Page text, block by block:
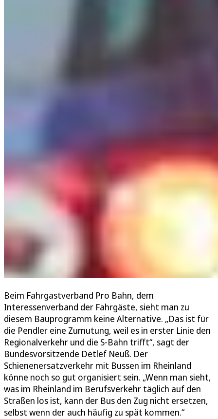
Beim Fahrgastverband Pro Bahn, dem
Interessenverband der Fahrgäste, sieht man zu
diesem Bauprogramm keine Alternative. „Das ist für
die Pendler eine Zumutung, weil es in erster Linie den
Regionalverkehr und die S-Bahn trifft“, sagt der
Bundesvorsitzende Detlef Neuß. Der
Schienenersatzverkehr mit Bussen im Rheinland
könne noch so gut organisiert sein. „Wenn man sieht,
was im Rheinland im Berufsverkehr täglich auf den
Straßen los ist, kann der Bus den Zug nicht ersetzen,
selbst wenn der auch häufig zu spät kommen.“